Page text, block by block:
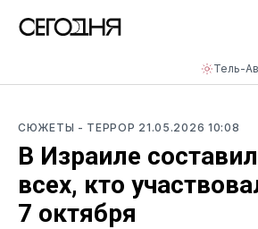
Тель-
СЮЖЕТЫ - ТЕРРОР 21.05.2026 10:08
В Израиле
всех, кто
7 октября